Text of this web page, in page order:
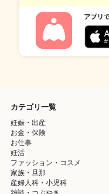
カテゴリ一覧
妊娠・出産
お金・保険
お仕事
妊活
ファッション・コスメ
家族・旦那
産婦人科・小児科